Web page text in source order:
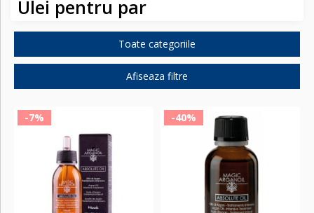
Ulei pentru par
Toate categoriile
Afiseaza filtre
-7% -40%